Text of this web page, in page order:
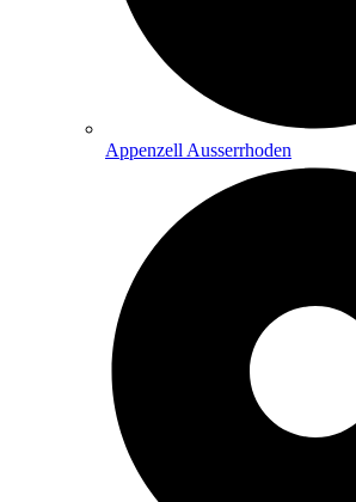
Appenzell Ausserrhoden